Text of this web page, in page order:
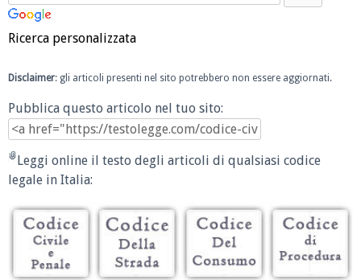
Ricerca personalizzata
Disclaimer: gli articoli presenti nel sito potrebbero non essere aggiornati.
Pubblica questo articolo nel tuo sito:
Leggi online il testo degli articoli di qualsiasi codice
legale in Italia: